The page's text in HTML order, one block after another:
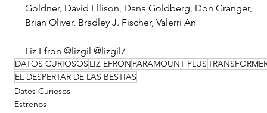
Goldner, David Ellison, Dana Goldberg, Don Granger,
Brian Oliver, Bradley J. Fischer, Valerri An
Liz Efron @lizgil @lizgil7
DATOS CURIOSOS LIZ EFRON PARAMOUNT PLUS
EL DESPERTAR DE LAS BESTIAS
Datos Curiosos
Estrenos